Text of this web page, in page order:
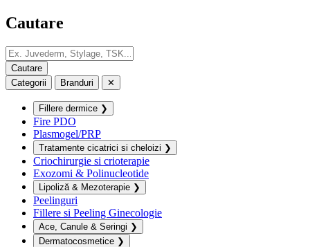
Cautare
Categorii Branduri ✕
Fillere dermice ❯
Fire PDO
Plasmogel/PRP
Tratamente cicatrici si cheloizi ❯
Criochirurgie si crioterapie
Exozomi & Polinucleotide
Lipoliză & Mezoterapie ❯
Peelinguri
Fillere si Peeling Ginecologie
Ace, Canule & Seringi ❯
Dermatocosmetice ❯